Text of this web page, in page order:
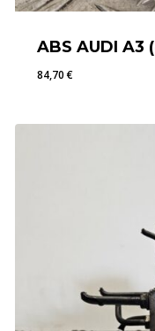
ABS AUDI A3
84,70€